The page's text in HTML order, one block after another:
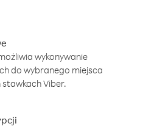
wykonywanie
do wybranego miejsca
stawkach Viber.